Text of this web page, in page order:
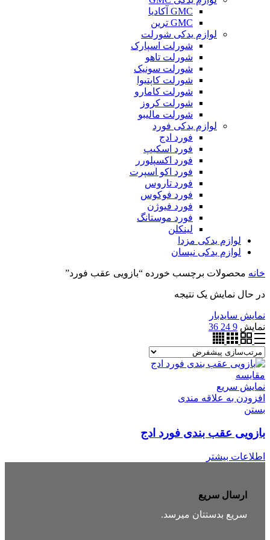
GMC آکادیا
GMC ترین
لوازم یدکی شورلت
شورلت اسپارک
شورلت تاهو
شورلت سونیک
شورلت کاپتیوا
شورلت کامارو
شورلت کروز
شورلت مالیبو
لوازم یدکی فورد
فورد ادج
فورد اسکیپ
فورد اکسپلورر
فورد اکو اسپرت
فورد تاروس
فورد فوکوس
فورد فیوژن
فورد موستانگ
لینکلن
لوازم یدکی مزدا
لوازم یدکی نیسان
خانه محصولات برچسب خورده “بازویی عقب فورد”
در حال نمایش یک نتیجه
نمایش سایدبار
نمایش 9
24
36
مقایسه
نمایش سریع
افزودن به علاقه مندی
بستن
بازویی عقب بندی فورد ادج
اطلاعات بیشتر
ارسال سریع
سریع بدستتان میرسد.